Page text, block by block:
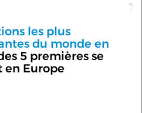
les plus
du monde en
5 premières se
Europe